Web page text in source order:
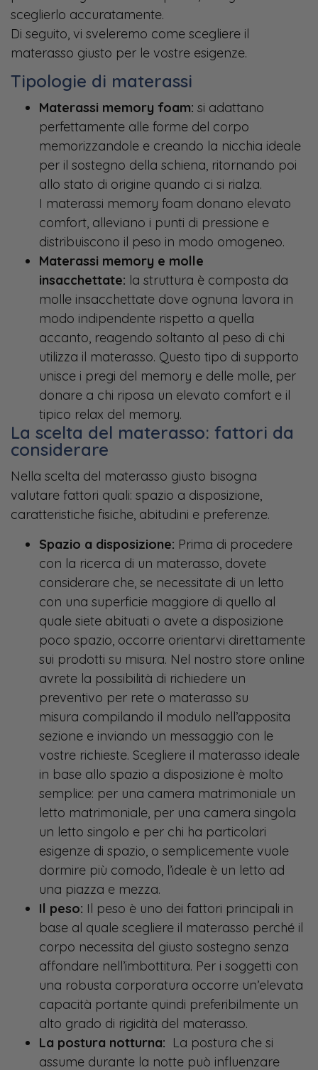
sceglierlo accuratamente.
Di seguito, vi sveleremo come scegliere il
materasso giusto per le vostre esigenze.
Tipologie di materassi
Materassi memory foam: si adattano
perfettamente alle forme del corpo
memorizzandole e creando la nicchia ideale
per il sostegno della schiena, ritornando poi
allo stato di origine quando ci si rialza.
I materassi memory foam donano elevato
comfort, alleviano i punti di pressione e
distribuiscono il peso in modo omogeneo.
Materassi memory e molle
insacchettate: la struttura è composta da
molle insacchettate dove ognuna lavora in
modo indipendente rispetto a quella
accanto, reagendo soltanto al peso di chi
utilizza il materasso. Questo tipo di supporto
unisce i pregi del memory e delle molle, per
donare a chi riposa un elevato comfort e il
tipico relax del memory.
La scelta del materasso: fattori da
considerare
Nella scelta del materasso giusto bisogna
valutare fattori quali: spazio a disposizione,
caratteristiche fisiche, abitudini e preferenze.
Spazio a disposizione: Prima di procedere
con la ricerca di un materasso, dovete
considerare che, se necessitate di un letto
con una superficie maggiore di quello al
quale siete abituati o avete a disposizione
poco spazio, occorre orientarvi direttamente
sui prodotti su misura. Nel nostro store online
avrete la possibilità di richiedere un
preventivo per rete o materasso su
misura compilando il modulo nell’apposita
sezione e inviando un messaggio con le
vostre richieste. Scegliere il materasso ideale
in base allo spazio a disposizione è molto
semplice: per una camera matrimoniale un
letto matrimoniale, per una camera singola
un letto singolo e per chi ha particolari
esigenze di spazio, o semplicemente vuole
dormire più comodo, l’ideale è un letto ad
una piazza e mezza.
Il peso: Il peso è uno dei fattori principali in
base al quale scegliere il materasso perché il
corpo necessita del giusto sostegno senza
affondare nell’imbottitura. Per i soggetti con
una robusta corporatura occorre un’elevata
capacità portante quindi preferibilmente un
alto grado di rigidità del materasso.
La postura notturna: La postura che si
assume durante la notte può influenzare